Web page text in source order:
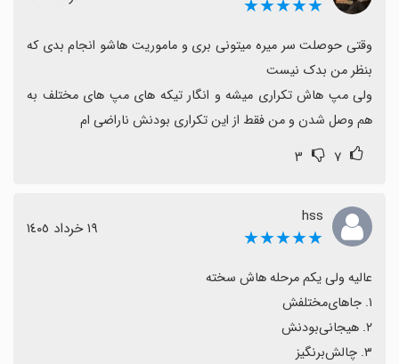
یا بهبود یابد.
نتیجه‌گیری
اگر دنبال تجربه‌ای سرگرم‌کننده با چالش متوسط و یادآور
خاطرات هستید، گوریل و موز گزینه خوبی است و با
★★★★★
هم وصل شدن و من فقط از این تکراری بودنش ناراضی ام
۷ ۳
hss
★★★★★ ١٩ خرداد ١٤٠٥